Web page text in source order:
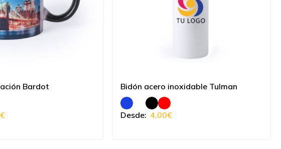
Bardot
€
Bidón acero inoxidable Tulman
Desde: 4,00€